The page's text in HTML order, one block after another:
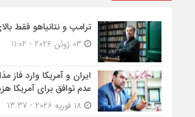
ترامپ و نتانیاهو فقط
ایران و آمریکا وارد
عدم توافق برای آمریکا